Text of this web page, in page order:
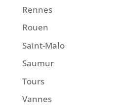
Rennes
Rouen
Saint-Malo
Saumur
Tours
Vannes